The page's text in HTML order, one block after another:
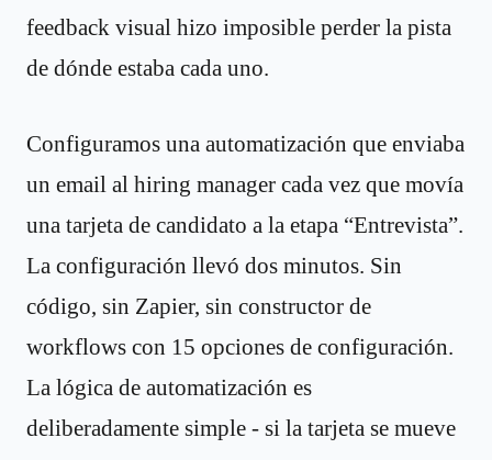
feedback visual hizo imposible perder la pista
de dónde estaba cada uno.
Configuramos una automatización que enviaba
un email al hiring manager cada vez que movía
una tarjeta de candidato a la etapa “Entrevista”.
La configuración llevó dos minutos. Sin
código, sin Zapier, sin constructor de
workflows con 15 opciones de configuración.
La lógica de automatización es
deliberadamente simple - si la tarjeta se mueve